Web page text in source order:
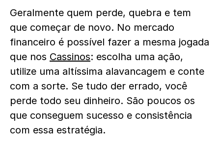
Geralmente quem perde, quebra e tem
que começar de novo. No mercado
financeiro é possível fazer a mesma jogada
que nos Cassinos: escolha uma ação,
utilize uma altíssima alavancagem e conte
com a sorte. Se tudo der errado, você
perde todo seu dinheiro. São poucos os
que conseguem sucesso e consistência
com essa estratégia.